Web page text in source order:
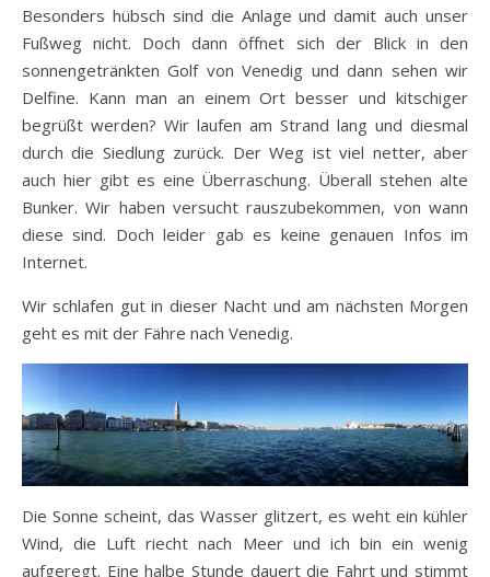
Besonders hübsch sind die Anlage und damit auch unser
Fußweg nicht. Doch dann öffnet sich der Blick in den
sonnengetränkten Golf von Venedig und dann sehen wir
Delfine. Kann man an einem Ort besser und kitschiger
begrüßt werden? Wir laufen am Strand lang und diesmal
durch die Siedlung zurück. Der Weg ist viel netter, aber
auch hier gibt es eine Überraschung. Überall stehen alte
Bunker. Wir haben versucht rauszubekommen, von wann
diese sind. Doch leider gab es keine genauen Infos im
Internet.
Wir schlafen gut in dieser Nacht und am nächsten Morgen
geht es mit der Fähre nach Venedig.
Die Sonne scheint, das Wasser glitzert, es weht ein kühler
Wind, die Luft riecht nach Meer und ich bin ein wenig
aufgeregt. Eine halbe Stunde dauert die Fahrt und stimmt